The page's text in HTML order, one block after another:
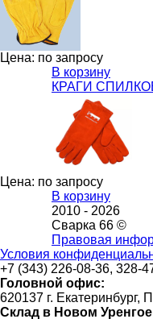
Цена: по запросу
В корзину
КРАГИ
Цена: по запросу
В корзину
2010 - 2026
Сварка 66 ©
Правовая
Условия
+7 (343) 226-08-36, 328-
Головной офис:
620137 г.
Склад в Новом